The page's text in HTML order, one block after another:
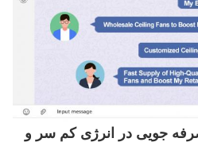
هوا 5 تیغه صرفه جویی در انرژی کم سر و